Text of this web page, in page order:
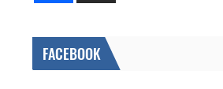
FACEBOOK